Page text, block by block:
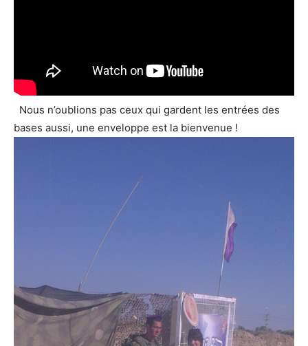
Nous n’oublions pas ceux qui gardent les entrées des
bases aussi, une enveloppe est la bienvenue !